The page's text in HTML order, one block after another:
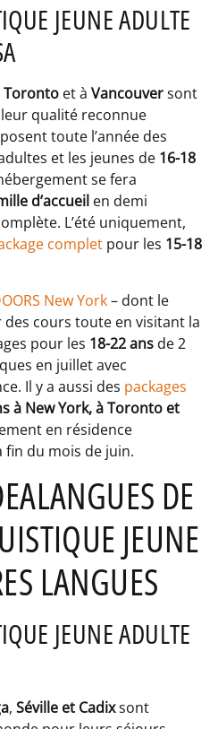
JEUNE ADULTE
Toronto et à Vancouversont
qualité reconnue
toute l’année des
et les jeunes de 16-18
se fera
d’accueil en demi
L’été uniquement,
complet pour les 15-18
New York– dont le
cours toute en visitant la
pour les 18-22 ans de 2
en juillet avec
Il y a aussi des packages
à New York, à Toronto et
en résidence
du mois de juin.
DE
JEUNE
LANGUES
JEUNE ADULTE
, Séville et Cadixsont